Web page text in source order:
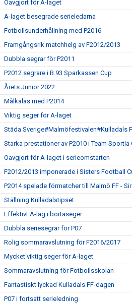
Oavgjort för A-laget
A-laget besegrade serieledarna
Fotbollsunderhållning med P2016
Framgångsrik matchhelg av F2012/2013
Dubbla segrar för P2011
P2012 segrare i B.93 Sparkassen Cup
Årets Junior 2022
Målkalas med P2014
Viktig seger för A-laget
Städa Sverige#Malmöfestivalen#Kulladals
Starka prestationer av P2010 i Team Sportia
Oavgjort för A-laget i serieomstarten
F2012/2013 imponerade i Sisters Football
P2014 spelade förmatcher till Malmö FF -
Ställning Kulladalstipset
Effektivt A-lag i bortaseger
Dubbla seriesegrar för P07
Rolig sommaravslutning för F2016/2017
Mycket viktig seger för A-laget
Sommaravslutning för Fotbollsskolan
Fantastiskt lyckad Kulladals FF-dagen
P07 i fortsatt serieledning